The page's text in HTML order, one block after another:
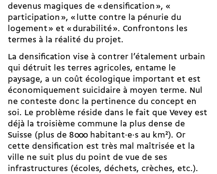
devenus magiques de « densification », «
participation », « lutte contre la pénurie du
logement » et « durabilité ». Confrontons les
termes à la réalité du projet.
La densification vise à contrer l’étalement urbain
qui détruit les terres agricoles, entame le
paysage, a un coût écologique important et est
économiquement suicidaire à moyen terme. Nul
ne conteste donc la pertinence du concept en
soi. Le problème réside dans le fait que Vevey est
déjà la troisième commune la plus dense de
Suisse (plus de 8 000 habitant·e·s au km2). Or
cette densification est très mal maîtrisée et la
ville ne suit plus du point de vue de ses
infrastructures (écoles, déchets, crèches, etc.).